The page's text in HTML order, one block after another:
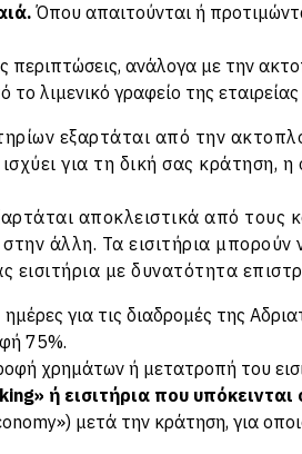
Όπου απαιτούνται ή
περιπτώσεις, ανάλογα με την
λιμενικό γραφείο της
εξαρτάται από την
για τη δική σας κράτηση,
αποκλειστικά από τους
άλλη. Τα εισιτήρια
εισιτήρια με δυνατότητα
για τις διαδρομές της
75%.
χρημάτων ή μετατροπή του
ή εισιτήρια που
μετά την κράτηση, για